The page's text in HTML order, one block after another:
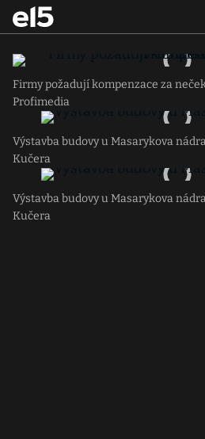
Firmy požadují kompenzace za
Profimedia
Výstavba budovy u Masarykova
Kučera
Výstavba budovy u Masarykova
Kučera